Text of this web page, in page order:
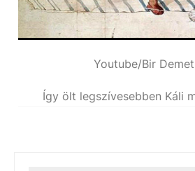
Youtube/Bir
Így ölt legszívesebben Káli